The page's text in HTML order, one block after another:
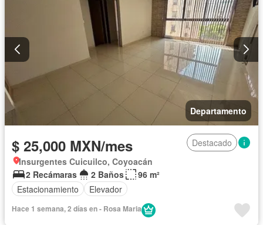
Departamento
$ 25,000 MXN/mes
Destacado
Insurgentes Cuicuilco, Coyoacán
2 Recámaras
2 Baños
96 m²
Estacionamiento
Elevador
Hace 1 semana, 2 días en - Rosa Maria